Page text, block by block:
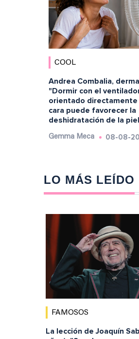
COOL
Andrea Combalia,
"Dormir con el
orientado directamente
cara puede favorecer la
deshidratación de la
Gemma Meca 08-08-
LO MÁS LEÍDO
FAMOSOS
La lección de Joaquín